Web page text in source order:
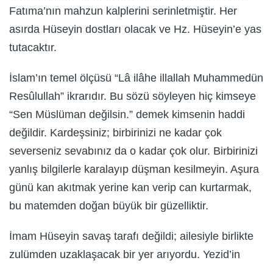
Fatıma’nın mahzun kalplerini serinletmiştir. Her
asırda Hüseyin dostları olacak ve Hz. Hüseyin’e yas
tutacaktır.
İslam’ın temel ölçüsü “Lâ ilâhe illallah Muhammedün
Resûlullah” ikrarıdır. Bu sözü söyleyen hiç kimseye
“Sen Müslüman değilsin.” demek kimsenin haddi
değildir. Kardeşsiniz; birbirinizi ne kadar çok
severseniz sevabınız da o kadar çok olur. Birbirinizi
yanlış bilgilerle karalayıp düşman kesilmeyin. Aşura
günü kan akıtmak yerine kan verip can kurtarmak,
bu matemden doğan büyük bir güzelliktir.
İmam Hüseyin savaş tarafı değildi; ailesiyle birlikte
zulümden uzaklaşacak bir yer arıyordu. Yezid’in